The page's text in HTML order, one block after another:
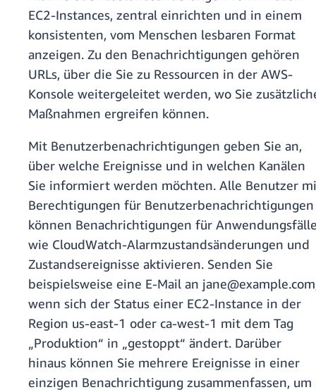
EC2-Instances, zentral einrichten und in einem
konsistenten, vom Menschen lesbaren Format
anzeigen. Zu den Benachrichtigungen gehören
URLs, über die Sie zu Ressourcen in der AWS-
Konsole weitergeleitet werden, wo Sie
Maßnahmen ergreifen können.
Mit Benutzerbenachrichtigungen geben Sie an,
über welche Ereignisse und in welchen Kanälen
Sie informiert werden möchten. Alle Benutzer
Berechtigungen für Benutzerbenachrichtigungen
können Benachrichtigungen für
wie CloudWatch-Alarmzustandsänderungen und
Zustandsereignisse aktivieren. Senden Sie
beispielsweise eine E-Mail an
wenn sich der Status einer EC2-Instance in der
Region us-east-1 oder ca-west-1 mit dem Tag
„Produktion“ in „gestoppt“ ändert. Darüber
hinaus können Sie mehrere Ereignisse in einer
einzigen Benachrichtigung zusammenfassen, um